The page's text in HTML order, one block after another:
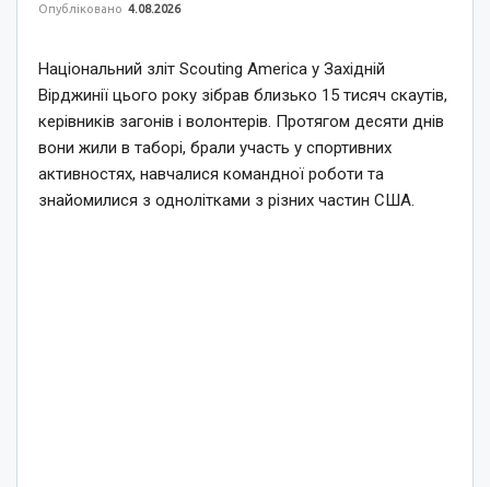
Опубліковано 4.08.2026
Національний зліт Scouting America у Західній
Вірджинії цього року зібрав близько 15 тисяч скаутів,
керівників загонів і волонтерів. Протягом десяти днів
вони жили в таборі, брали участь у спортивних
активностях, навчалися командної роботи та
знайомилися з однолітками з різних частин США.